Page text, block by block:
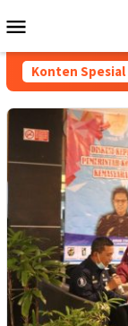
ke
Mobile
Konten Spesial
Barelang